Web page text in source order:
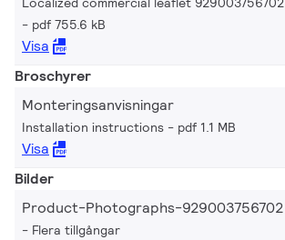
pdf 755.6 kB
Visa
Broschyrer
Monteringsanvisningar
Installation instructions pdf 1.1 MB
Visa
Bilder
Product-Photographs-
Flera tillgångar